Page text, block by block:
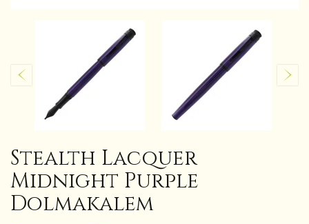
Stealth Lacquer
Midnight Purple
Dolmakalem